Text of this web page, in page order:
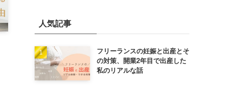
人気記事
フリーランスの妊娠と出産とそ
の対策、開業2年目で出産した
私のリアルな話